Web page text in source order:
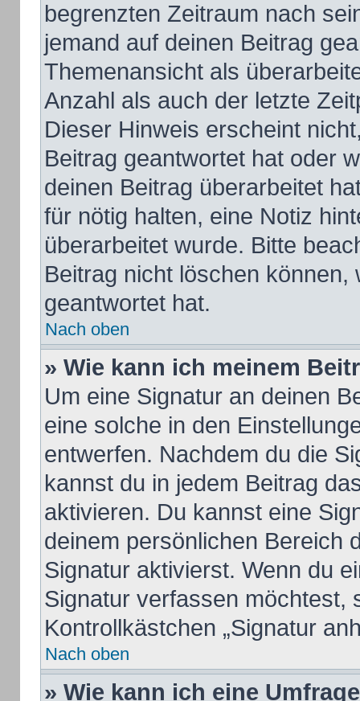
begrenzten Zeitraum nach
jemand auf deinen Beitrag
Themenansicht als
Anzahl als auch der letzte
Dieser Hinweis erscheint
Beitrag geantwortet hat oder
deinen Beitrag überarbeitet
für nötig halten, eine Notiz
überarbeitet wurde. Bitte
Beitrag nicht löschen
geantwortet hat.
Nach oben
» Wie kann ich meinem
Um eine Signatur an deinen
eine solche in den
entwerfen. Nachdem du die
kannst du in jedem Beitrag
aktivieren. Du kannst eine
deinem persönlichen Bereich
Signatur aktivierst. Wenn du
Signatur verfassen möchtest,
Kontrollkästchen „Signatur
Nach oben
» Wie kann ich eine